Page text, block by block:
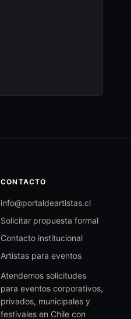
CONTACTO
info@portaldeartistas.cl
Solicitar propuesta formal
Contacto institucional
Artistas para eventos
Atendemos solicitudes
para eventos corporativos,
privados, municipales y
festivales en Chile con